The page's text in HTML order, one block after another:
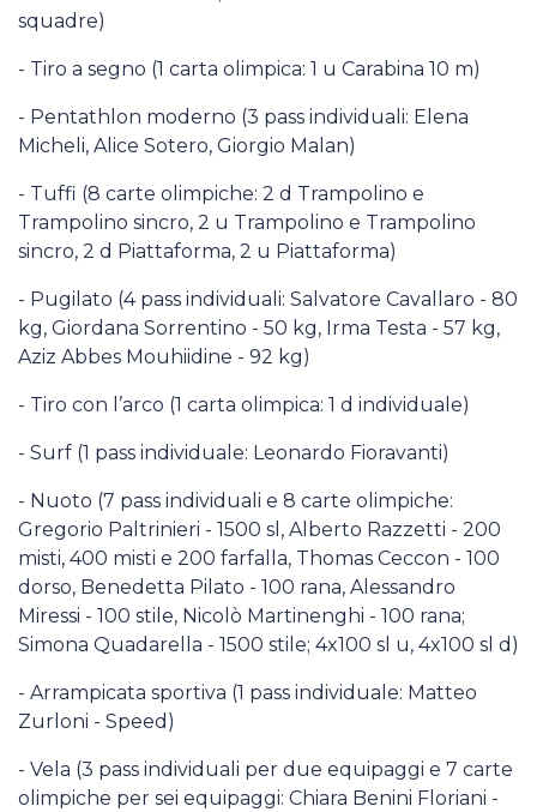
squadre)
- Tiro a segno (1 carta olimpica: 1 u Carabina 10 m)
- Pentathlon moderno (3 pass individuali: Elena
Micheli, Alice Sotero, Giorgio Malan)
- Tuffi (8 carte olimpiche: 2 d Trampolino e
Trampolino sincro, 2 u Trampolino e Trampolino
sincro, 2 d Piattaforma, 2 u Piattaforma)
- Pugilato (4 pass individuali: Salvatore Cavallaro - 80
kg, Giordana Sorrentino - 50 kg, Irma Testa - 57 kg,
Aziz Abbes Mouhiidine - 92 kg)
- Tiro con l’arco (1 carta olimpica: 1 d individuale)
- Surf (1 pass individuale: Leonardo Fioravanti)
- Nuoto (7 pass individuali e 8 carte olimpiche:
Gregorio Paltrinieri - 1500 sl, Alberto Razzetti - 200
misti, 400 misti e 200 farfalla, Thomas Ceccon - 100
dorso, Benedetta Pilato - 100 rana, Alessandro
Miressi - 100 stile, Nicolò Martinenghi - 100 rana;
Simona Quadarella - 1500 stile; 4x100 sl u, 4x100 sl d)
- Arrampicata sportiva (1 pass individuale: Matteo
Zurloni - Speed)
- Vela (3 pass individuali per due equipaggi e 7 carte
olimpiche per sei equipaggi: Chiara Benini Floriani -